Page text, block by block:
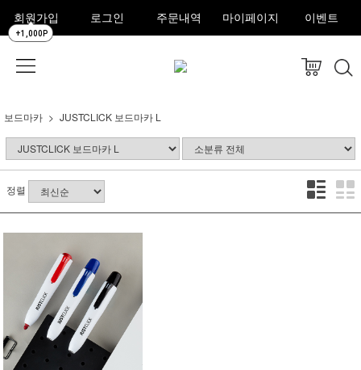
회원가입
+1,000P
로그인 주문내역 마이페이지 이벤트
보드마카 JUSTCLICK 보드마카 L
정렬